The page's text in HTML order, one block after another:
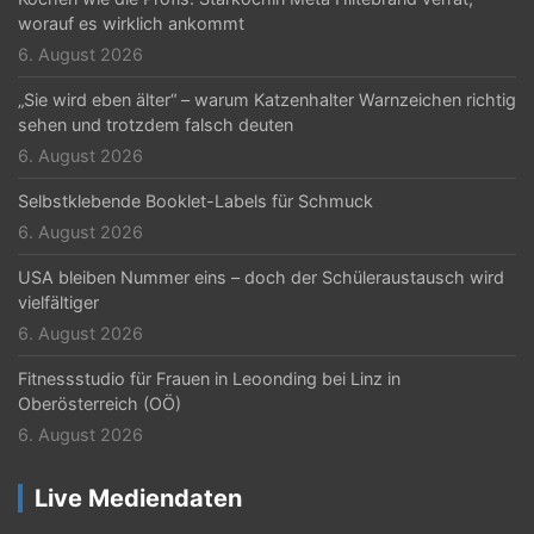
i
e
r
u
n
g
d
e
r
B
e
i
t
worauf es wirklich ankommt
6. August 2026
„Sie wird eben älter“ – warum Katzenhalter Warnzeichen richtig
sehen und trotzdem falsch deuten
6. August 2026
Selbstklebende Booklet-Labels für Schmuck
6. August 2026
USA bleiben Nummer eins – doch der Schüleraustausch wird
vielfältiger
6. August 2026
Fitnessstudio für Frauen in Leoonding bei Linz in
Oberösterreich (OÖ)
6. August 2026
Live Mediendaten